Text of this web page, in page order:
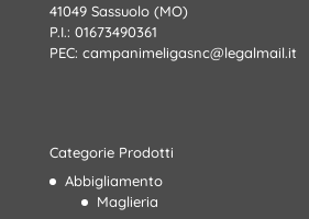
41049 Sassuolo (MO)
P.I.: 01673490361
PEC: campanimeligasnc@legalmail.it
Categorie Prodotti
Abbigliamento
Maglieria